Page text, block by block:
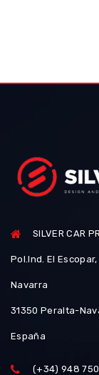
SILVER CAR
Pol.Ind. El Escopar,
Navarra
31350 Peralta-
España
(+34) 948